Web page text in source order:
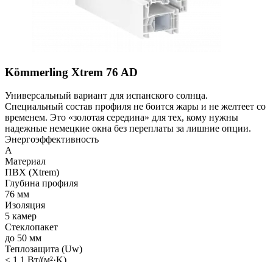
Kömmerling Xtrem 76 AD
Универсальный вариант для испанского солнца.
Специальный состав профиля не боится жары и не желтеет со
временем. Это «золотая середина» для тех, кому нужны
надежные немецкие окна без переплаты за лишние опции.
Энергоэффективность
A
Материал
ПВХ (Xtrem)
Глубина профиля
76 мм
Изоляция
5 камер
Стеклопакет
до 50 мм
Теплозащита (Uw)